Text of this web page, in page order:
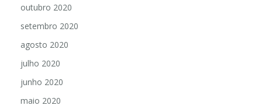
outubro 2020
setembro 2020
agosto 2020
julho 2020
junho 2020
maio 2020